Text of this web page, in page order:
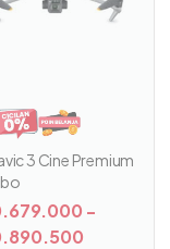
3 Cine Premium
-